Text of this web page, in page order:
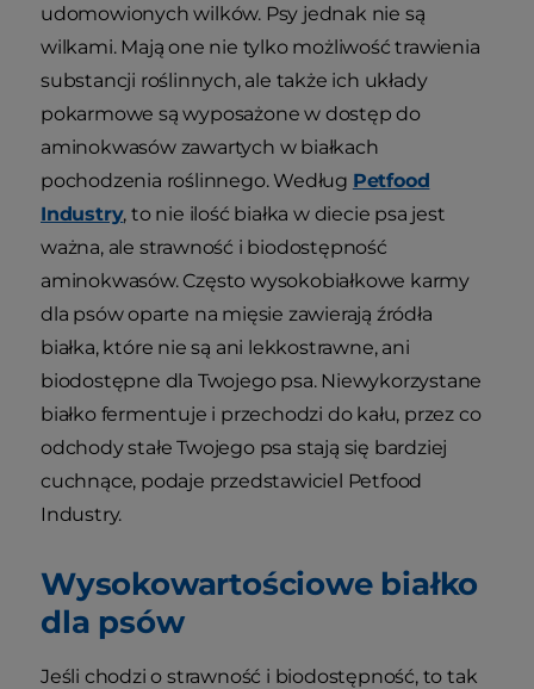
udomowionych wilków. Psy jednak nie są
wilkami. Mają one nie tylko możliwość trawienia
substancji roślinnych, ale także ich układy
pokarmowe są wyposażone w dostęp do
aminokwasów zawartych w białkach
pochodzenia roślinnego. Według Petfood
Industry, to nie ilość białka w diecie psa jest
ważna, ale strawność i biodostępność
aminokwasów. Często wysokobiałkowe karmy
dla psów oparte na mięsie zawierają źródła
białka, które nie są ani lekkostrawne, ani
biodostępne dla Twojego psa. Niewykorzystane
białko fermentuje i przechodzi do kału, przez co
odchody stałe Twojego psa stają się bardziej
cuchnące, podaje przedstawiciel Petfood
Industry.
Wysokowartościowe białko
dla psów
Jeśli chodzi o strawność i biodostępność, to tak